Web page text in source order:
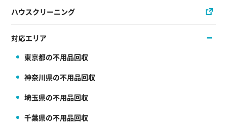
ハウスクリーニング
対応エリア
東京都の不用品回収
神奈川県の不用品回収
埼玉県の不用品回収
千葉県の不用品回収